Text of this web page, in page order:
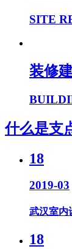
SITE
装修
什么是支
18
2019-03
武汉室内
18